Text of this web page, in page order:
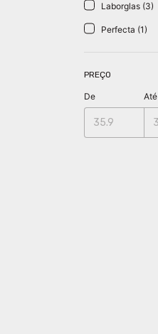
Laborglas (3)
Perfecta (1)
PREÇO
De Até